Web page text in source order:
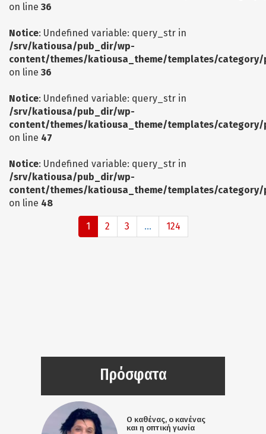
on line 36
Notice: Undefined variable: query_str in
/srv/katiousa/pub_dir/wp-
content/themes/katiousa_theme/templates/
on line 36
Notice: Undefined variable: query_str in
/srv/katiousa/pub_dir/wp-
content/themes/katiousa_theme/templates/
on line 47
Notice: Undefined variable: query_str in
/srv/katiousa/pub_dir/wp-
content/themes/katiousa_theme/templates/
on line 48
1 2 3 ... 124
Πρόσφατα
Ο καθένας, ο κανένας
και η οπτική γωνία